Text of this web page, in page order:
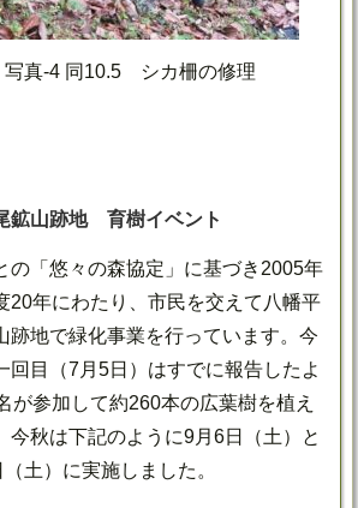
写真-4 同10.5 シカ柵の修理
山跡地 育樹イベント
の「悠々の森協定」に基づき2005年
20年にわたり、市民を交えて八幡平
跡地で緑化事業を行っています。今
回目（7月5日）はすでに報告したよ
が参加して約260本の広葉樹を植え
今秋は下記のように9月6日（土）と
土）に実施しました。